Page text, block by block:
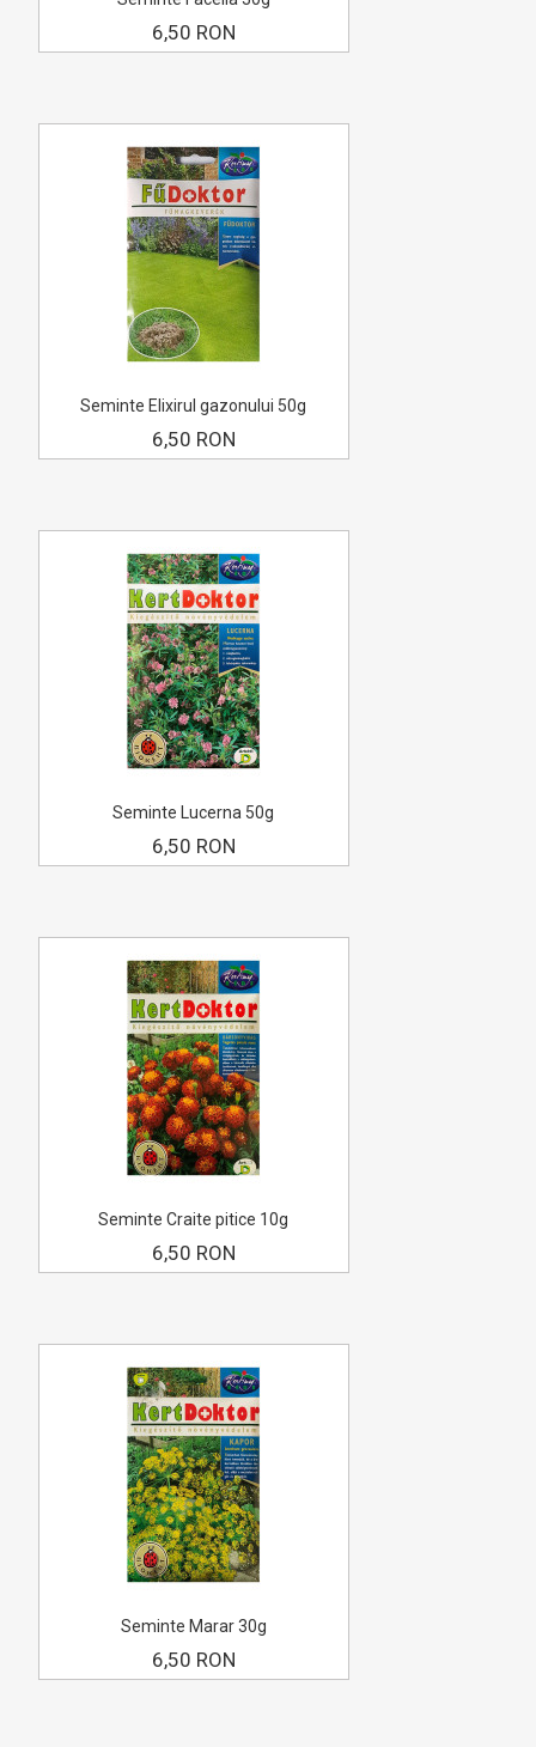
6,50 RON
Seminte Elixirul gazonului 50g
6,50 RON
Seminte Lucerna 50g
6,50 RON
Seminte Craite pitice 10g
6,50 RON
Seminte Marar 30g
6,50 RON